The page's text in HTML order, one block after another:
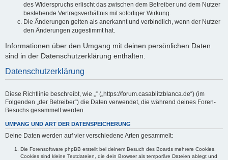
des Widerspruchs erlischt das zwischen dem Betreiber und dem Nutzer
bestehende Vertragsverhältnis mit sofortiger Wirkung.
Die Änderungen gelten als anerkannt und verbindlich, wenn der Nutzer
den Änderungen zugestimmt hat.
Informationen über den Umgang mit deinen persönlichen Daten
sind in der Datenschutzerklärung enthalten.
Datenschutzerklärung
Diese Richtlinie beschreibt, wie „“ („https://forum.casablitzblanca.de“) (im
Folgenden „der Betreiber“) die Daten verwendet, die während deines Foren-
Besuchs gesammelt werden.
UMFANG UND ART DER DATENSPEICHERUNG
Deine Daten werden auf vier verschiedene Arten gesammelt:
Die Forensoftware phpBB erstellt bei deinem Besuch des Boards mehrere Cookies.
Cookies sind kleine Textdateien, die dein Browser als temporäre Dateien ablegt und